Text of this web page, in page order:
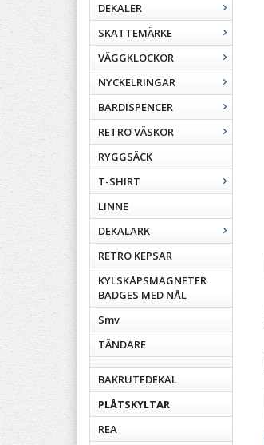
DEKALER
SKATTEMÄRKE
VÄGGKLOCKOR
NYCKELRINGAR
BARDISPENCER
RETRO VÄSKOR
RYGGSÄCK
T-SHIRT
LINNE
DEKALARK
RETRO KEPSAR
KYLSKÅPSMAGNETER
BADGES MED NÅL
Smv
TÄNDARE
BAKRUTEDEKAL
PLÅTSKYLTAR
REA